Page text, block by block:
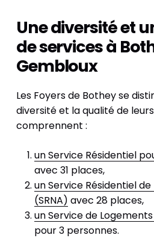
Une diversité et
de services à
Gembloux
Les Foyers de Bothey se
diversité et la qualité de
comprennent :
un Service Résidentiel
avec 31 places,
un Service Résidentiel
(SRNA) avec 28 places,
un Service de Logements
pour 3 personnes.